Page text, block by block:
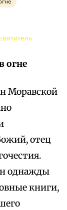
огне
Моравской
отец
однажды
книги,